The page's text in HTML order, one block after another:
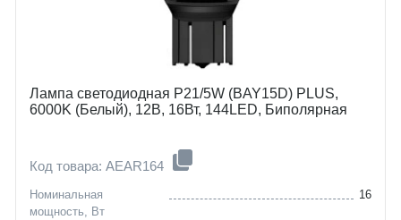
Лампа светодиодная P21/5W (BAY15D) PLUS,
6000K (Белый), 12В, 16Вт, 144LED, Биполярная
Код товара: AEAR164
Номинальная
мощность, Вт
16